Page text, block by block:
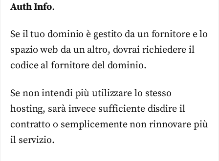
Auth Info.
Se il tuo dominio è gestito da un fornitore e lo
spazio web da un altro, dovrai richiedere il
codice al fornitore del dominio.
Se non intendi più utilizzare lo stesso
hosting, sarà invece sufficiente disdire il
contratto o semplicemente non rinnovare più
il servizio.